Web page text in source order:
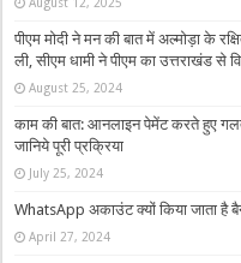
पीएम मोदी ने मन की बात में अल्मोड़ा के
ली, सीएम धामी ने पीएम का उत्तराखंड से
August 25, 2024
काम की बात: आनलाइन पेमेंट करते हुए
जानिये पूरी प्रक्रिया
July 25, 2024
WhatsApp अकाउंट क्यों किया जाता है
April 27, 2024